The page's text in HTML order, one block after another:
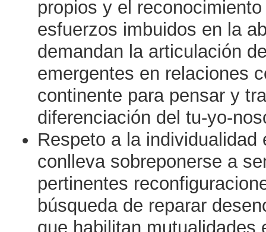
propios y el
esfuerzos imbuidos en la
demandan la articulación
emergentes en relaciones
continente para pensar y
diferenciación del tu-yo-
Respeto a la
conlleva sobreponerse a
pertinentes
búsqueda de reparar
que habilitan mutualidades